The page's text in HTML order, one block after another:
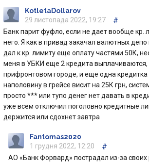
KotletaDollarov
29 листопада 2022, 19:27
#
Банк парит фуфло, если не дает вообще кр.
него. Я как в привад закачал валютных депо
дал к кр. лимиту еще оплату частями 50К,
меня в УБКИ еще 2 кредита выплачиваются,
прифронтовом городе, и еще одна кредитка
наполовину в грейсе висит на 25К грн,
просто *** или тупо денег нет давать в
уже всем отключил поголовно кредитные
держится или сдохнет завтра
Fantomas2020
1 грудня 2022, 12:20
#
АО «Банк Форвард» пострадал из-за своих